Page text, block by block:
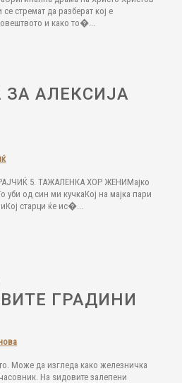
стремат да разберат кој е
и како то�...
АЛЕКСИЈА
5. ТАЖАЛЕНКА ХОР ЖЕНИМајко
уби од син ми кучкаКој на мајка пари
старци ќе ис�...
ГРАДИНИ
Може да изгледа како железничка
На ѕидовите залепени